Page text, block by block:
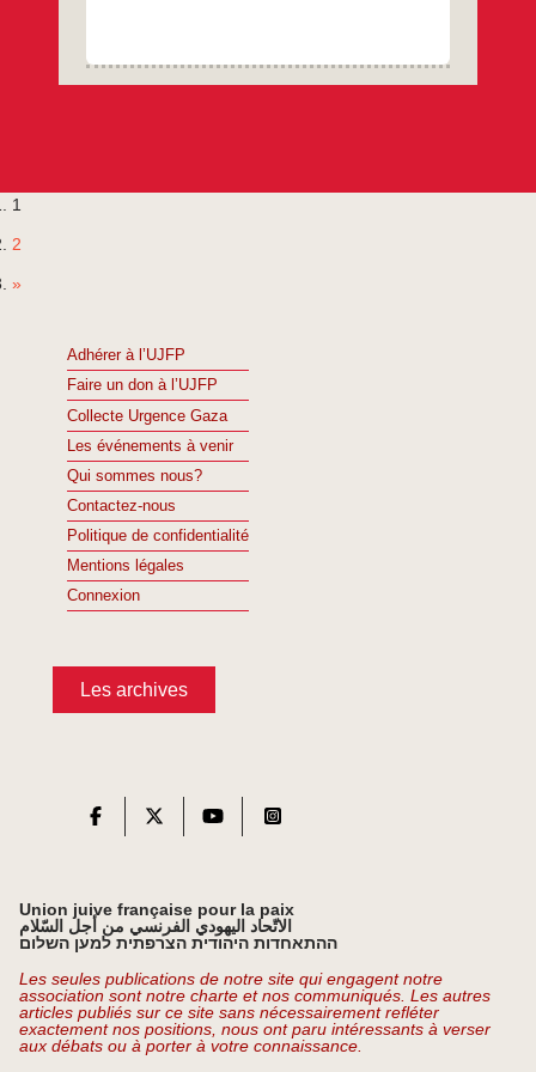
1
2
»
Adhérer à l’UJFP
Faire un don à l’UJFP
Collecte Urgence Gaza
Les événements à venir
Qui sommes nous?
Contactez-nous
Politique de confidentialité
Mentions légales
Connexion
Les archives
Union juive française pour la paix
الاتّحاد اليهودي الفرنسي من أجل السّلام
ההתאחדות היהודית הצרפתית למען השלום
Les seules publications de notre site qui engagent notre
association sont notre charte et nos communiqués. Les autres
articles publiés sur ce site sans nécessairement refléter
exactement nos positions, nous ont paru intéressants à verser
aux débats ou à porter à votre connaissance.